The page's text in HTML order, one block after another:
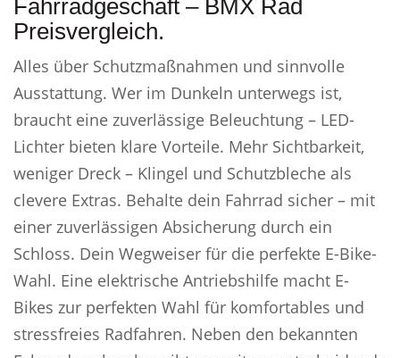
Fahrradgeschäft – BMX Rad
Preisvergleich.
Alles über Schutzmaßnahmen und sinnvolle
Ausstattung. Wer im Dunkeln unterwegs ist,
braucht eine zuverlässige Beleuchtung – LED-
Lichter bieten klare Vorteile. Mehr Sichtbarkeit,
weniger Dreck – Klingel und Schutzbleche als
clevere Extras. Behalte dein Fahrrad sicher – mit
einer zuverlässigen Absicherung durch ein
Schloss. Dein Wegweiser für die perfekte E-Bike-
Wahl. Eine elektrische Antriebshilfe macht E-
Bikes zur perfekten Wahl für komfortables und
stressfreies Radfahren. Neben den bekannten